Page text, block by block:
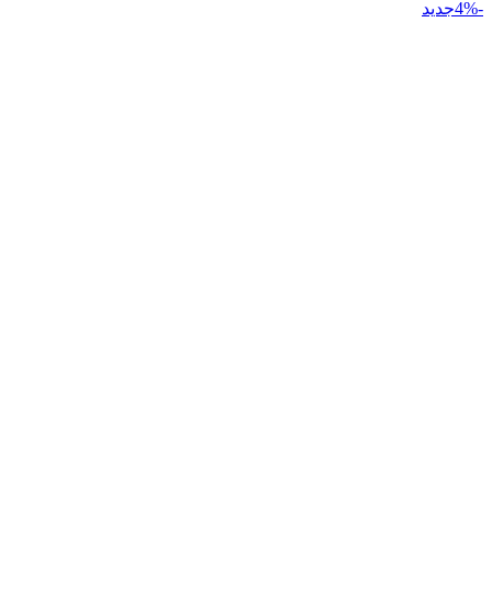
-4%جدید